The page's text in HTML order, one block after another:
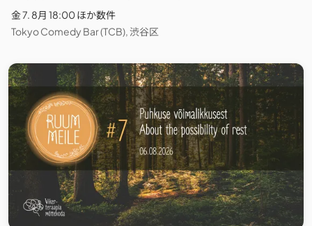
金 7. 8月 18:00 ほか数件
Tokyo Comedy Bar (TCB), 渋谷区